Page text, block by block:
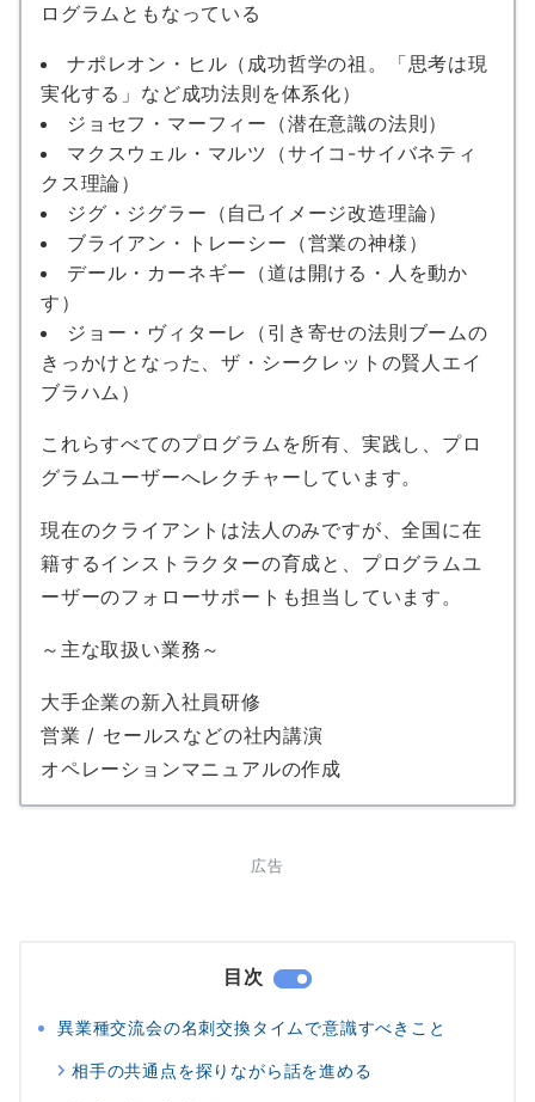
ログラムともなっている
ナポレオン・ヒル（成功哲学の祖。「思考は現
実化する」など成功法則を体系化）
ジョセフ・マーフィー（潜在意識の法則）
マクスウェル・マルツ（サイコ-サイバネティ
クス理論）
ジグ・ジグラー（自己イメージ改造理論）
ブライアン・トレーシー（営業の神様）
デール・カーネギー（道は開ける・人を動か
す）
ジョー・ヴィターレ（引き寄せの法則ブームの
きっかけとなった、ザ・シークレットの賢人エイ
ブラハム）
これらすべてのプログラムを所有、実践し、プロ
グラムユーザーへレクチャーしています。
現在のクライアントは法人のみですが、全国に在
籍するインストラクターの育成と、プログラムユ
ーザーのフォローサポートも担当しています。
～主な取扱い業務～
大手企業の新入社員研修
営業 / セールスなどの社内講演
オペレーションマニュアルの作成
広告
目次
異業種交流会の名刺交換タイムで意識すべきこと
相手の共通点を探りながら話を進める